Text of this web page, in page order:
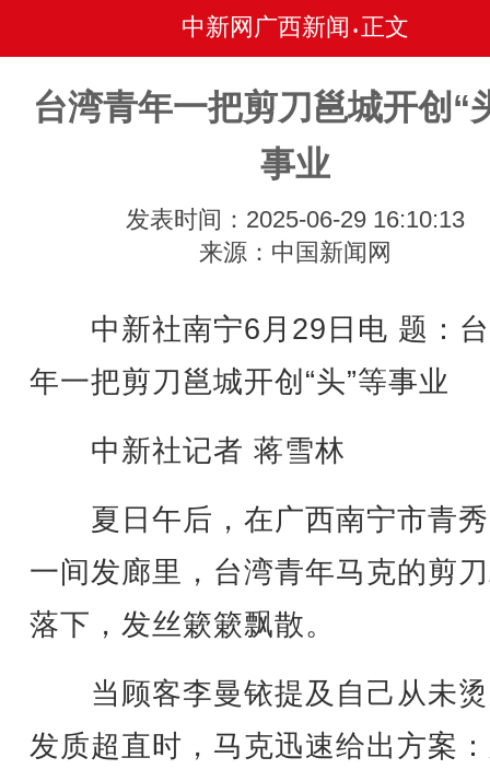
中新网广西新闻 • 正文
台湾青年一把剪刀邕城开创“
事业
发表时间：2025-06-29 16:10:13
来源：中国新闻网
中新社南宁6月29日电 题：
年一把剪刀邕城开创“头”等事业
中新社记者 蒋雪林
夏日午后，在广西南宁市青
一间发廊里，台湾青年马克的剪
落下，发丝簌簌飘散。
当顾客李曼铱提及自己从未
发质超直时，马克迅速给出方案